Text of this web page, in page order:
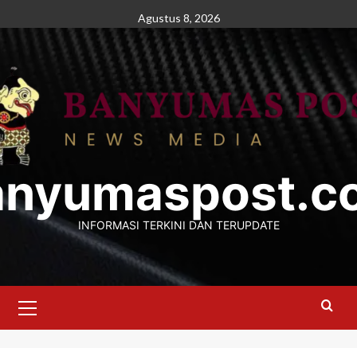
to
Agustus 8, 2026
INFORMASI TERKINI DAN TERUPDATE
Menu